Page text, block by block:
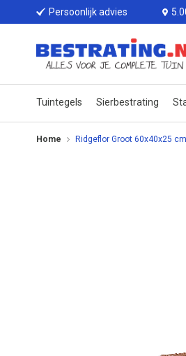
Persoonlijk advies
Tuintegels Sierbestrating
Home Ridgeflor Groot 60x40x25